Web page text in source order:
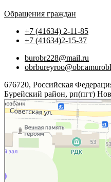
Обращения граждан
+7 (41634) 2-11-85
+7 (41634)2-15-37
burobr228@mail.ru
676720, Российская
Бурейский район, рп(пгт)
Яндекс.Карты
Советская улица, 49 — Яндекс.Карты